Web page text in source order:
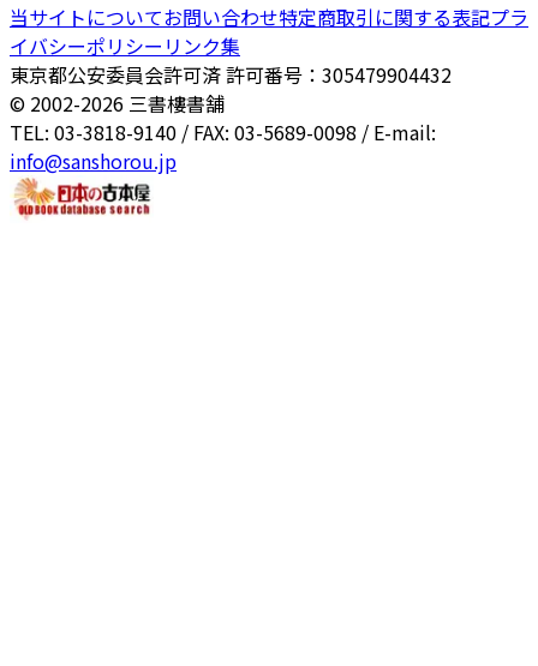
当サイトについてお問い合わせ特定商取引に関する表記プラ
イバシーポリシー リンク集
東京都公安委員会許可済 許可番号：305479904432
© 2002-2026 三書樓書舗
TEL: 03-3818-9140 / FAX: 03-5689-0098 / E-mail:
info@sanshorou.jp